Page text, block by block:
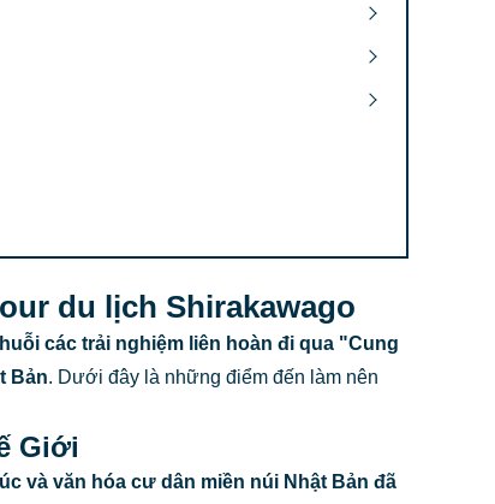
du lịch Shirakawago
các trải nghiệm liên hoàn đi qua "Cung
Bản. Dưới đây là những điểm đến làm nên
Giới
và văn hóa cư dân miền núi Nhật Bản đã